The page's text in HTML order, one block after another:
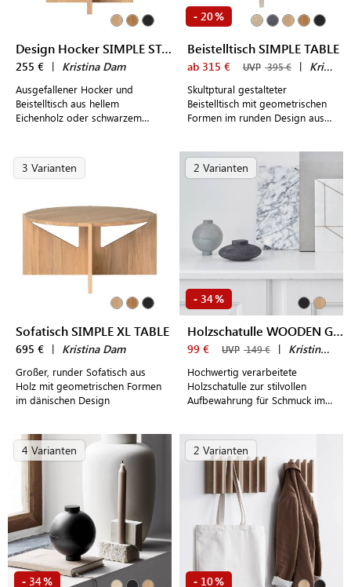
Design Hocker SIMPLE STOOL
255 € | Kristina Dam
Ausgefallener Hocker und
Beistelltisch aus hellem
Eichenholz oder schwarzem
- 20%
Beistelltisch SIMPLE TABLE
ab 315 € UVP 395 € | Kristina Dam
Skultptural gestalteter
Beistelltisch mit geometrischen
Formen im runden Design aus
3 Varianten
Sofatisch SIMPLE XL TABLE
695 € | Kristina Dam
Großer, runder Sofatisch aus
Holz mit geometrischen Formen
im dänischen Design
2 Varianten
- 34%
Holzschatulle WOODEN GALAXY
99 € UVP 149 € | Kristina Dam
Hochwertig verarbeitete
Holzschatulle zur stilvollen
Aufbewahrung für Schmuck im
4 Varianten
- 34%
2 Varianten
- 10%